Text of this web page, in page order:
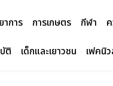
าการ การเกษตร กีฬา
ติ เด็กและเยาวชน เฟคนิ